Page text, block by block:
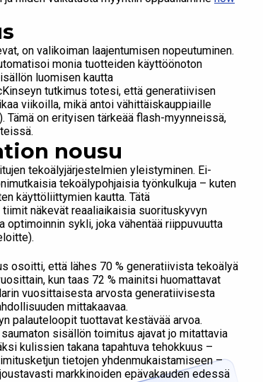
on valikoiman laajentumisen nopeutuminen.
monia tuotteiden käyttöönoton
luomisen kautta
tutkimus totesi, että generatiivisen
viikoilla, mikä antoi vähittäiskauppiaille
on erityisen tärkeää flash-myynneissä,
nousu
tekoälyjärjestelmien yleistyminen. Ei-
tekoälypohjaisia työnkulkuja – kuten
käyttöliittymien kautta. Tätä
näkevät reaaliaikaisia suorituskyvyn
optimoinnin sykli, joka vähentää riippuvuutta
osoitti, että lähes 70 % generatiivista tekoälyä
kun taas 72 % mainitsi huomattavat
vuosittaisesta arvosta generatiivisesta
mittakaavaa.
palauteloopit tuottavat kestävää arvoa.
sisällön toimitus ajavat jo mitattavia
kulissien takana tapahtuva tehokkuus –
tietojen yhdenmukaistamiseen –
markkinoiden epävakauden edessä